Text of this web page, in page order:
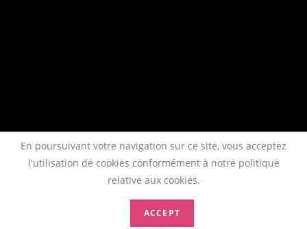
Copyright 2026 - AFTAA
En poursuivant votre navigation sur ce site, vous acceptez
l'utilisation de cookies conformément à notre politique
relative aux cookies.
ACCEPT